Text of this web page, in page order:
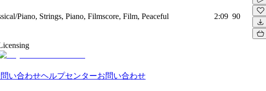
Piano, Strings, Piano, Filmscore, Film, Peaceful 2:09 90
い合わせヘルプセンターお問い合わせ